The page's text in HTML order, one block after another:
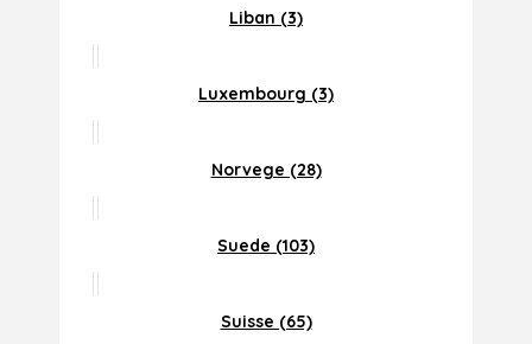
Liban (3)
Luxembourg (3)
Norvege (28)
Suede (103)
Suisse (65)